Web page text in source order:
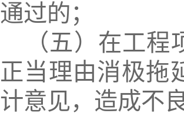
通过的；
（五） 在工程
正当理由消极拖
计意见，造成不